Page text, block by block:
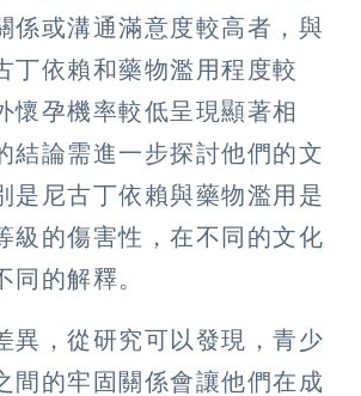
係或溝通滿意度較高者，與
丁依賴和藥物濫用程度較
懷孕機率較低呈現顯著相
結論需進一步探討他們的文
是尼古丁依賴與藥物濫用是
級的傷害性，在不同的文化
同的解釋。
異，從研究可以發現，青少
間的牢固關係會讓他們在成